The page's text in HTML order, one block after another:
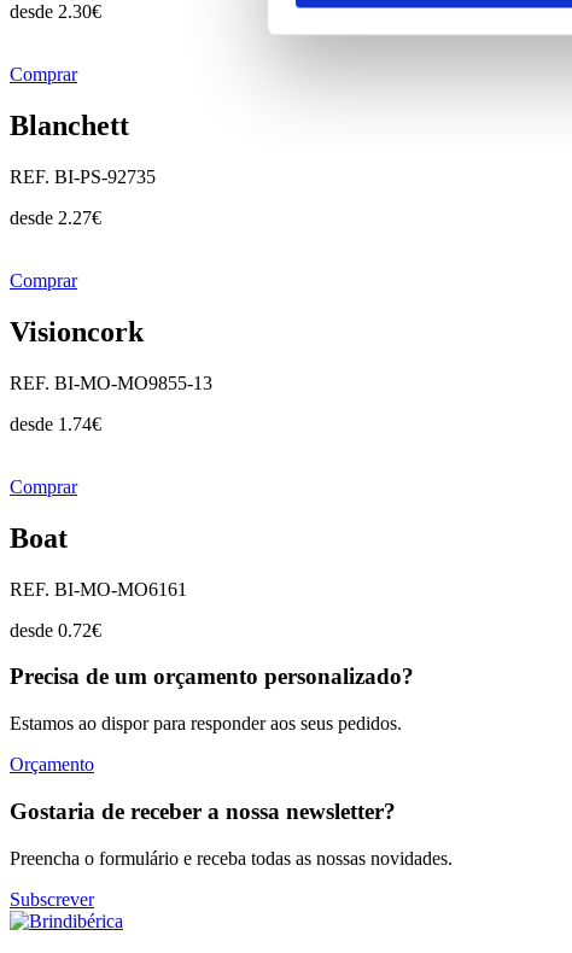
desde 2.30€
Comprar
Blanchett
REF. BI-PS-92735
desde 2.27€
Comprar
Visioncork
REF. BI-MO-MO9855-13
desde 1.74€
Comprar
Boat
REF. BI-MO-MO6161
desde 0.72€
Precisa de um orçamento personalizado?
Estamos ao dispor para responder aos seus pedidos.
Orçamento
Gostaria de receber a nossa newsletter?
Preencha o formulário e receba todas as nossas novidades.
Subscrever